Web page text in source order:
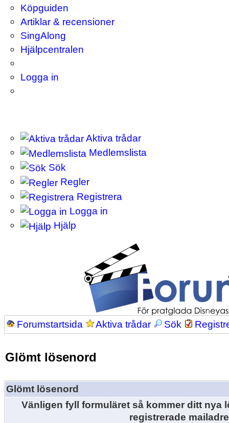
Köpguiden
Artiklar & recensioner
SingAlong
Hjälpcentralen
Logga in
Aktiva trådar
Medlemslista
Sök
Regler
Registrera
Logga in
Hjälp
Forumstartsida Aktiva trådar Sök
Glömt lösenord
Glömt lösenord
Vänligen fyll formuläret så kommer ditt nya
registrerade